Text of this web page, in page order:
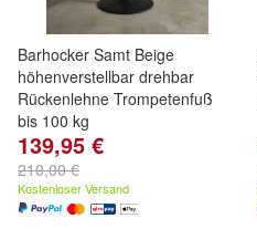
Barhocker Samt Beige
höhenverstellbar drehbar
Rückenlehne Trompetenfuß
bis 100 kg
139,95 €
210,00 €
Kostenloser Versand